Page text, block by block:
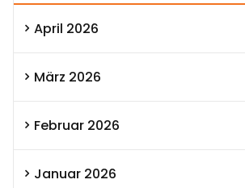
April 2026
März 2026
Februar 2026
Januar 2026